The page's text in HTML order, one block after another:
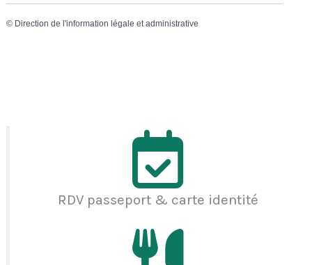
© Direction de l'information légale et administrative
RDV passeport & carte identité